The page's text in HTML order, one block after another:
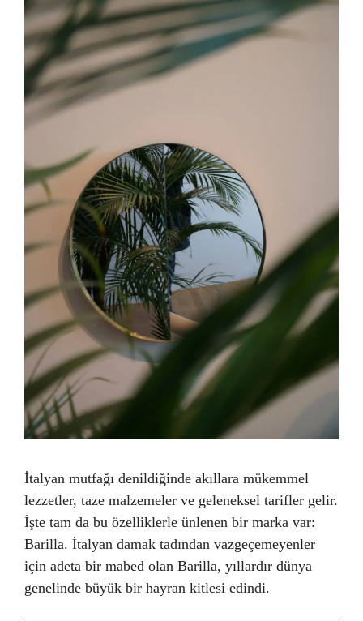
İtalyan mutfağı denildiğinde akıllara mükemmel
lezzetler, taze malzemeler ve geleneksel tarifler gelir.
İşte tam da bu özelliklerle ünlenen bir marka var:
Barilla. İtalyan damak tadından vazgeçemeyenler
için adeta bir mabed olan Barilla, yıllardır dünya
genelinde büyük bir hayran kitlesi edindi.